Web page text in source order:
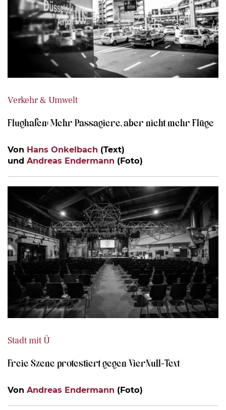
Verkehr & Umwelt
Flughafen: Mehr Passagiere, aber nicht mehr Flüge
Von Hans Onkelbach (Text)
und Andreas Endermann (Foto)
Stadt mit Ü
Freie Szene protestiert gegen VierNull-Text
Von Andreas Endermann (Foto)